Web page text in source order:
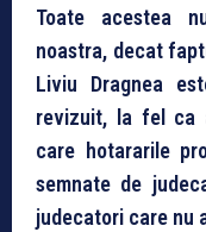
Toate acestea
noastra, decat
Liviu Dragnea
revizuit, la fel ca
care hotararile
semnate de
judecatori care nu